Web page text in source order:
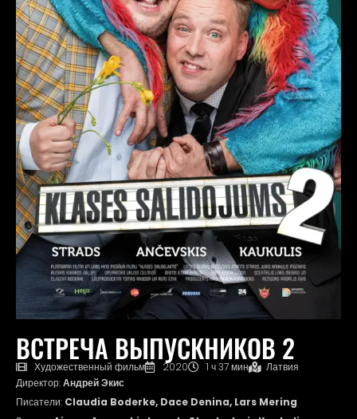
ВСТРЕЧА ВЫПУСКНИКОВ 2
Художественный фильм 2020 1 ч 37 мин
Латвия
Директор:Андрей Экис
Писатели: Claudia Boderke, Dace Denina, Lars Mering